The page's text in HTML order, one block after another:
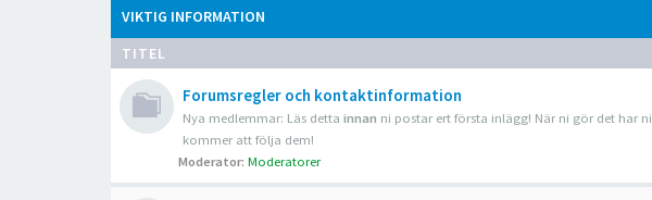
VIKTIG INFORMATION
TITEL
Forumsregler och kontaktinformation
Nya medlemmar: Läs detta innan ni postar ert första inlägg! När ni gör det har ni
kommer att följa dem!
Moderator: Moderatorer